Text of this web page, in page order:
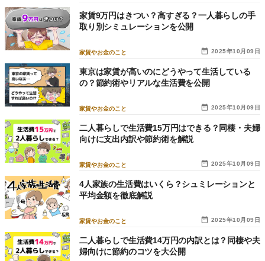
2025年10月09日
家賃やお金のこと
家賃9万円はきつい？高すぎる？一人暮らしの手
取り別シミュレーションを公開
2025年10月09日
家賃やお金のこと
東京は家賃が高いのにどうやって生活している
の？節約術やリアルな生活費を公開
2025年10月09日
家賃やお金のこと
二人暮らしで生活費15万円はできる？同棲・夫婦
向けに支出内訳や節約術を解説
2025年10月09日
家賃やお金のこと
4人家族の生活費はいくら？シュミレーションと
平均金額を徹底解説
二人暮らしで生活費14万円の内訳とは？同棲や夫
婦向けに節約のコツを大公開